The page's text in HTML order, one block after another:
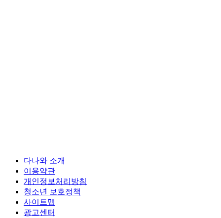
다나와 소개
이용약관
개인정보처리방침
청소년 보호정책
사이트맵
광고센터